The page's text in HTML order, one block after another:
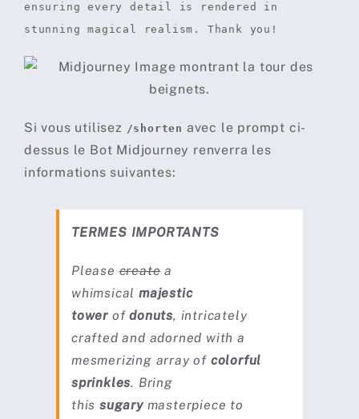
ensuring every detail is rendered in
stunning magical realism. Thank you!
Si vous utilisez /shorten avec le prompt ci-
dessus le Bot Midjourney renverra les
informations suivantes:
TERMES IMPORTANTS
Pleasecreatea
whimsical majestic
towerofdonuts, intricately
crafted and adorned with a
mesmerizing array of colorful
sprinkles. Bring
this sugarymasterpiece to